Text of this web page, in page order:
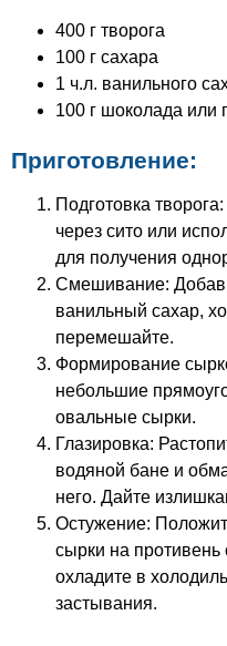
400 г творога
100 г сахара
1 ч.л. ванильного
100 г шоколада или
Приготовление:
Подготовка
через сито или
для получения
Смешивание:
ванильный сахар,
перемешайте.
Формирование
небольшие
овальные сырки.
Глазировка:
водяной бане и
него. Дайте
Остужение:
сырки на противень
охладите в
застывания.